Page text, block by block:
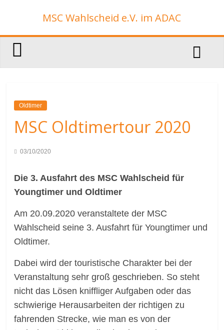
Inhalt
springen
MSC Wahlscheid e.V. im ADAC
Oldtimer
MSC Oldtimertour 2020
03/10/2020
Die 3. Ausfahrt des MSC Wahlscheid für
Youngtimer und Oldtimer
Am 20.09.2020 veranstaltete der MSC
Wahlscheid seine 3. Ausfahrt für Youngtimer und
Oldtimer.
Dabei wird der touristische Charakter bei der
Veranstaltung sehr groß geschrieben. So steht
nicht das Lösen kniffliger Aufgaben oder das
schwierige Herausarbeiten der richtigen zu
fahrenden Strecke, wie man es von der